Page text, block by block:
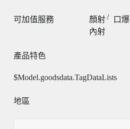
可加值服務 顏射 口爆
內射
產品特色
$Model.goodsdata.TagDataLists
地區